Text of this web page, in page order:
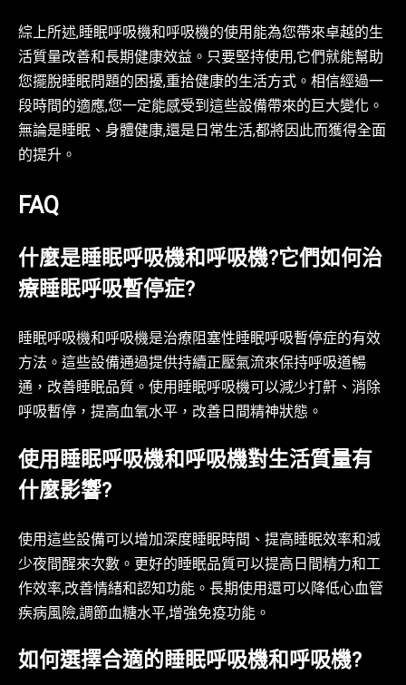
綜上所述,睡眠呼吸機和呼吸機的使用能為您帶來卓越的生
活質量改善和長期健康效益。只要堅持使用,它們就能幫助
您擺脫睡眠問題的困擾,重拾健康的生活方式。相信經過一
段時間的適應,您一定能感受到這些設備帶來的巨大變化。
無論是睡眠、身體健康,還是日常生活,都將因此而獲得全面
的提升。
FAQ
什麼是睡眠呼吸機和呼吸機?它們如何治
療睡眠呼吸暫停症?
睡眠呼吸機和呼吸機是治療阻塞性睡眠呼吸暫停症的有效
方法。這些設備通過提供持續正壓氣流來保持呼吸道暢
通，改善睡眠品質。使用睡眠呼吸機可以減少打鼾、消除
呼吸暫停，提高血氧水平，改善日間精神狀態。
使用睡眠呼吸機和呼吸機對生活質量有
什麼影響?
使用這些設備可以增加深度睡眠時間、提高睡眠效率和減
少夜間醒來次數。更好的睡眠品質可以提高日間精力和工
作效率,改善情緒和認知功能。長期使用還可以降低心血管
疾病風險,調節血糖水平,增強免疫功能。
如何選擇合適的睡眠呼吸機和呼吸機?